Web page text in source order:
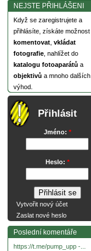
NEJSTE PŘIHLÁŠENI
Když se zaregistrujete a
přihlásíte, získáte možnost
komentovat vkládat
fotografie , nahlížet do
katalogu fotoaparátů a
objektivů a mnoho dalších
výhod.
Přihlásit
Jméno: *
Heslo: *
Vytvořit nový účet
Zaslat nové heslo
Poslední komentáře
https://t.me/pump_upp -...